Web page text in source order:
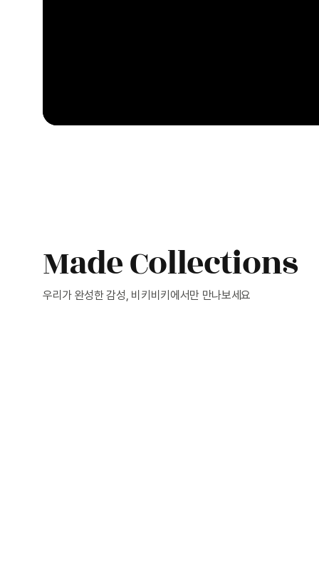
Made Collections
우리가 완성한 감성, 비키비키에서만 만나보세요